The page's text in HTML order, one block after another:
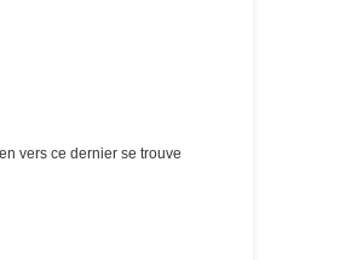
vers ce dernier se trouve